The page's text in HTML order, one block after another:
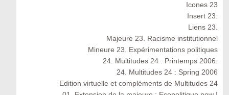
Icones 23
Insert 23.
Liens 23.
Majeure 23. Racisme institutionnel
Mineure 23. Expérimentations politiques
24. Multitudes 24 : Printemps 2006.
24. Multitudes 24 : Spring 2006
Edition virtuelle et compléments de Multitudes 24